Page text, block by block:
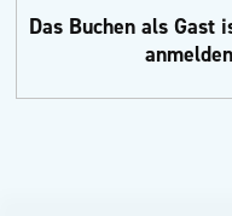
Das Buchen als Gast